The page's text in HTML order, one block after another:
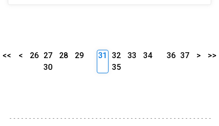
<< < 26 27 28
29
30
31 32 33
34
35
36 37 > >>